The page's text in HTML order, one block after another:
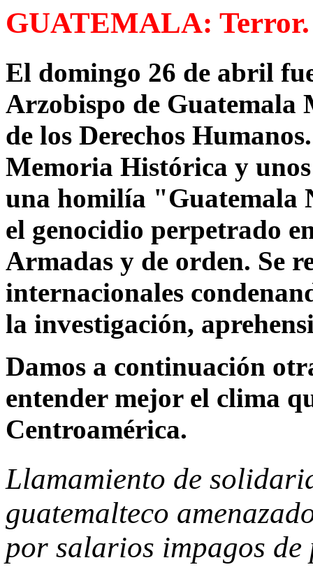
GUATEMALA: Terror.
El domingo 26 de abril
Arzobispo de
de los Derechos
Memoria Histórica y
una homilía "Guatemala
el genocidio perpetrado
Armadas y de orden. Se
internacionales
la investigación,
Damos a continuación
entender mejor el clima
Centroamérica.
Llamamiento de
guatemalteco
por salarios impagos